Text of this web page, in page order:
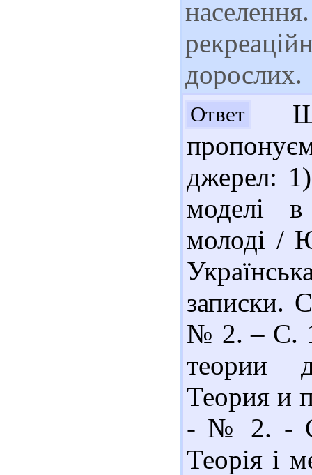
дорослих.
Ответ
джерел:
моделі в
молоді /
записки.
№ 2. – С.
теории
Теория и
- № 2. -
Теорія і